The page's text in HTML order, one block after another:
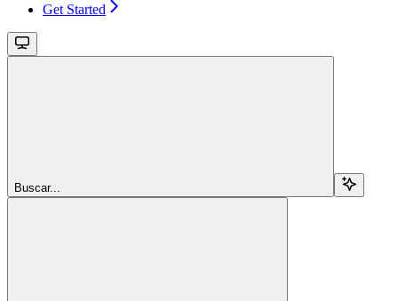
Get Started
Buscar...